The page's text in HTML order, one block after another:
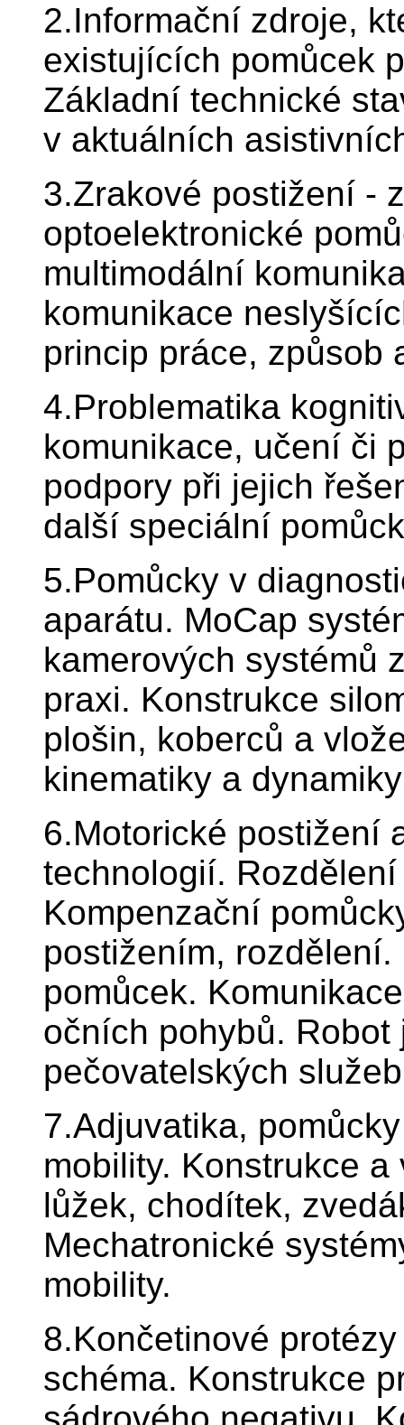
2.Informační zdroje,
existujících pomůcek
Základní technické
v aktuálních
3.Zrakové postižení -
optoelektronické
multimodální
komunikace
princip práce, způsob
4.Problematika
komunikace, učení či
podpory při jejich
další speciální
5.Pomůcky v
aparátu. MoCap
kamerových systémů
praxi. Konstrukce
plošin, koberců a
kinematiky a
6.Motorické postižení
technologií.
Kompenzační
postižením,
pomůcek.
očních pohybů.
pečovatelských
7.Adjuvatika,
mobility. Konstrukce
lůžek, chodítek,
Mechatronické
mobility.
8.Končetinové
schéma. Konstrukce